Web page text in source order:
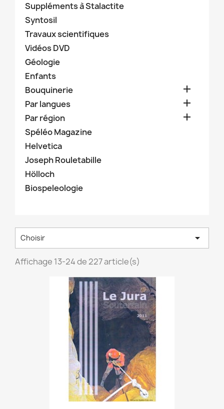
Suppléments à Stalactite
Syntosil
Travaux scientifiques
Vidéos DVD
Géologie
Enfants
Bouquinerie

Par langues 
Par région 
Spéléo Magazine
Helvetica
Joseph Rouletabille
Hölloch
Biospeleologie
Choisir 
Affichage 13-24 de 227 article(s)